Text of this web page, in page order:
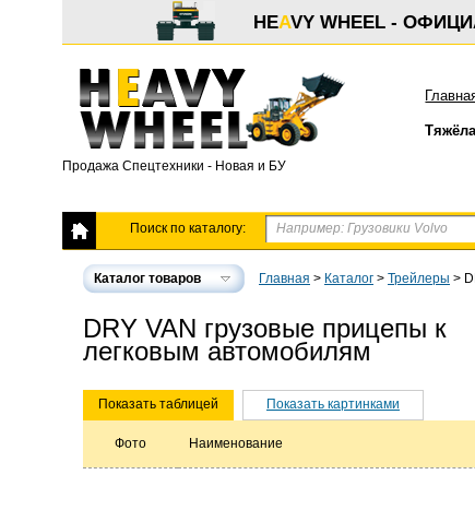
HEAVY WHEEL -
Продажа Спецтехники - Новая и БУ
Поиск по каталогу:
Каталог товаров Главная > Каталог > Трейлеры >
DRY VAN грузовые прицепы к
легковым автомобилям
Показать таблицей Показать картинками
Фото Наименование